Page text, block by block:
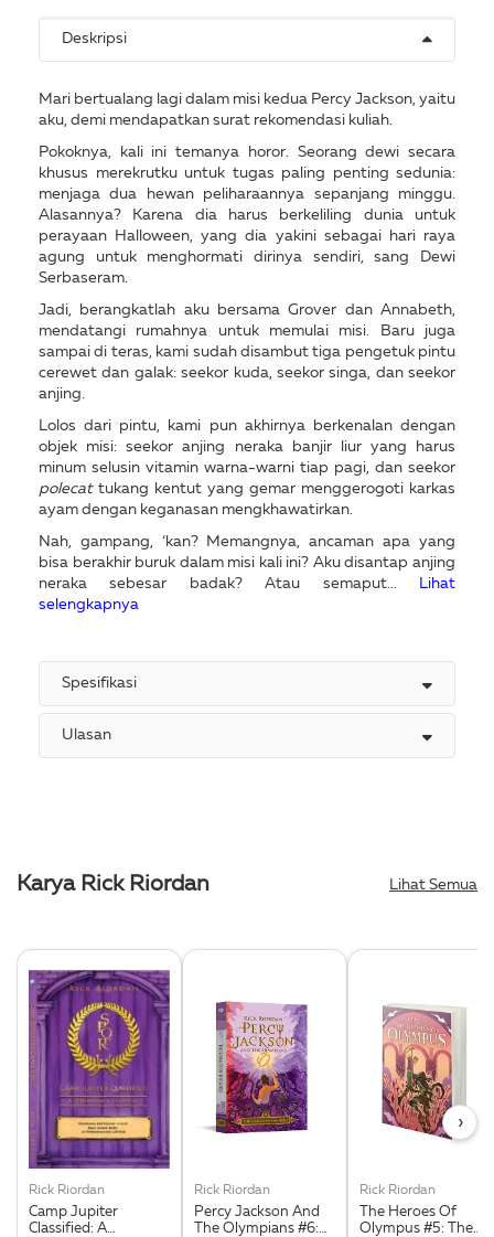
Deskripsi
Mari bertualang lagi dalam misi kedua Percy Jackson, yaitu
aku, demi mendapatkan surat rekomendasi kuliah.
Pokoknya, kali ini temanya horor. Seorang dewi secara
khusus merekrutku untuk tugas paling penting sedunia:
menjaga dua hewan peliharaannya sepanjang minggu.
Alasannya? Karena dia harus berkeliling dunia untuk
perayaan Halloween, yang dia yakini sebagai hari raya
agung untuk menghormati dirinya sendiri, sang Dewi
Serbaseram.
Jadi, berangkatlah aku bersama Grover dan Annabeth,
mendatangi rumahnya untuk memulai misi. Baru juga
sampai di teras, kami sudah disambut tiga pengetuk pintu
cerewet dan galak: seekor kuda, seekor singa, dan seekor
anjing.
Lolos dari pintu, kami pun akhirnya berkenalan dengan
objek misi: seekor anjing neraka banjir liur yang harus
minum selusin vitamin warna-warni tiap pagi, dan seekor
polecat tukang kentut yang gemar menggerogoti karkas
ayam dengan keganasan mengkhawatirkan.
Nah, gampang, ‘kan? Memangnya, ancaman apa yang
bisa berakhir buruk dalam misi kali ini? Aku disantap anjing
neraka sebesar badak? Atau semaput...
Lihat
selengkapnya
Spesifikasi
Ulasan
Karya Rick Riordan Lihat Semua
Rick Riordan
Camp Jupiter
Classified: A
Rick Riordan
Percy Jackson And
The Olympians #6:
Rick Riordan
The Heroes Of
Olympus #5: The
›